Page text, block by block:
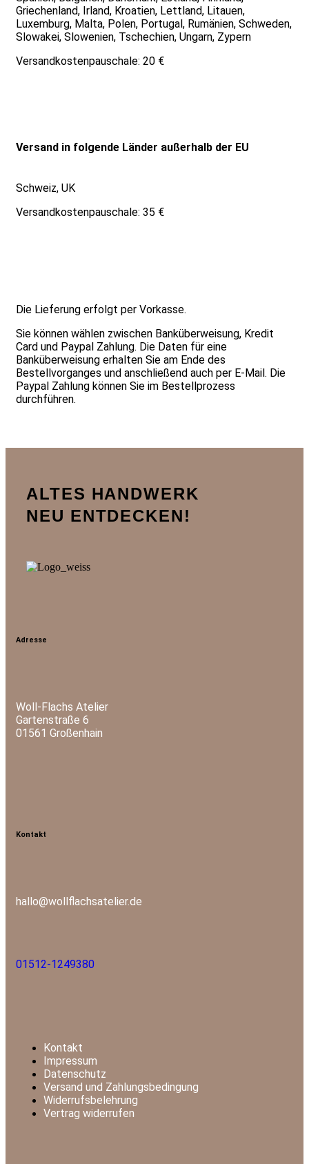
Griechenland, Irland, Kroatien, Lettland, Litauen,
Luxemburg, Malta, Polen, Portugal, Rumänien, Schweden,
Slowakei, Slowenien, Tschechien, Ungarn, Zypern
Versandkostenpauschale: 20 €
Versand in folgende Länder außerhalb der EU
Schweiz, UK
Versandkostenpauschale: 35 €
Die Lieferung erfolgt per Vorkasse.
Sie können wählen zwischen Banküberweisung, Kredit
Card und Paypal Zahlung. Die Daten für eine
Banküberweisung erhalten Sie am Ende des
Bestellvorganges und anschließend auch per E-Mail. Die
Paypal Zahlung können Sie im Bestellprozess
durchführen.
ALTES HANDWERK
NEU ENTDECKEN!
Adresse
Woll-Flachs Atelier
Gartenstraße 6
01561 Großenhain
Kontakt
hallo@wollflachsatelier.de
01512-1249380
Kontakt
Impressum
Datenschutz
Versand und Zahlungsbedingung
Widerrufsbelehrung
Vertrag widerrufen